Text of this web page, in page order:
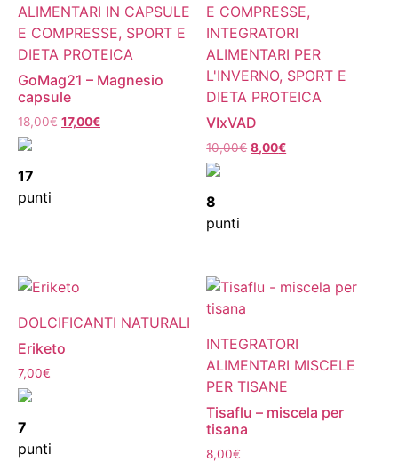
ALIMENTARI IN CAPSULE
E COMPRESSE, SPORT E
DIETA PROTEICA
GoMag21 – Magnesio
capsule
18,00€ 17,00€
17
punti
E COMPRESSE,
INTEGRATORI
ALIMENTARI PER
L'INVERNO, SPORT E
DIETA PROTEICA
VIxVAD
10,00€ 8,00€
8
punti
DOLCIFICANTI NATURALI
Eriketo
7,00€
7
punti
INTEGRATORI
ALIMENTARI MISCELE
PER TISANE
Tisaflu – miscela per
tisana
8,00€